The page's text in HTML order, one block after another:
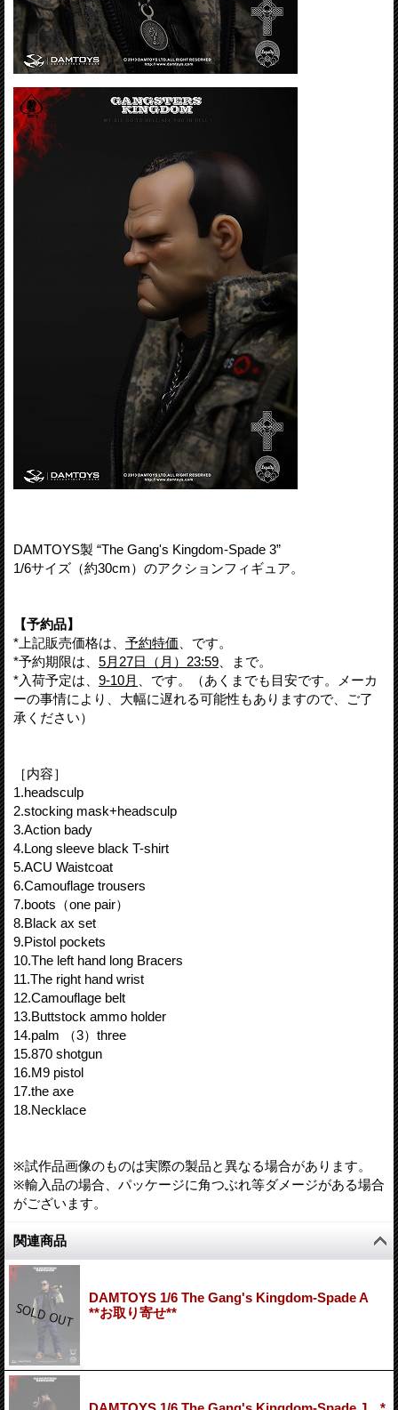
DAMTOYS製 “The Gang's Kingdom-Spade 3”
1/6サイズ（約30cm）のアクションフィギュア。
【予約品】
*上記販売価格は、 予約特価 、です。
*予約期限は、 5月27日（月）23:59 、まで。
*入荷予定は、 9-10月
、です。（あくまでも目安です。メーカ
ーの事情により、大幅に遅れる可能性もありますので、ご了
承ください）
［内容］
1.headsculp
2.stocking mask+headsculp
3.Action bady
4.Long sleeve black T-shirt
5.ACU Waistcoat
6.Camouflage trousers
7.boots（one pair）
8.Black ax set
9.Pistol pockets
10.The left hand long Bracers
11.The right hand wrist
12.Camouflage belt
13.Buttstock ammo holder
14.palm （3）three
15.870 shotgun
16.M9 pistol
17.the axe
18.Necklace
※試作品画像のものは実際の製品と異なる場合があります。
※輸入品の場合、パッケージに角つぶれ等ダメージがある場合
がございます。
関連商品
DAMTOYS 1/6 The Gang's Kingdom-Spade A
**お取り寄せ**